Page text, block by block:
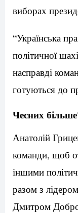
виборах
“Українська
політичної
насправді
готуються до
Чесних
Анатолій
команди, щоб
іншими
разом з
Дмитром